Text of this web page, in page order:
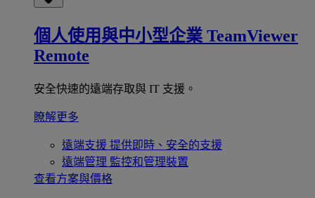
個人使用與中小型企業 TeamViewer
Remote
安全快速的遠端存取與 IT 支援。
瞭解更多
遠端支援 提供即時、安全的支援
遠端管理 監控和管理裝置
查看方案與價格